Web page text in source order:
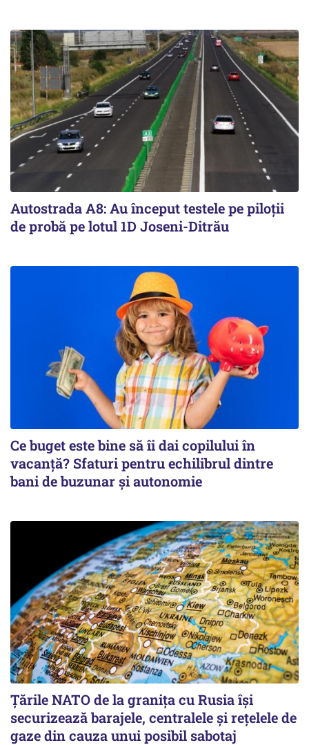
Autostrada A8: Au început testele pe piloții
de probă pe lotul 1D Joseni-Ditrău
Ce buget este bine să îi dai copilului în
vacanță? Sfaturi pentru echilibrul dintre
bani de buzunar și autonomie
Țările NATO de la granița cu Rusia își
securizează barajele, centralele și rețelele de
gaze din cauza unui posibil sabotaj